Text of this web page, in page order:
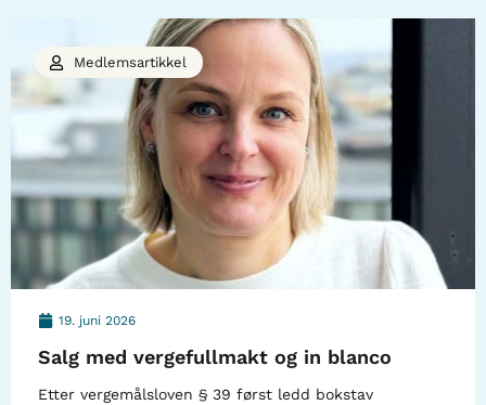
19. juni 2026
Salg med vergefullmakt og in blanco
Etter vergemålsloven § 39 først ledd bokstav
Medlemsartikkel